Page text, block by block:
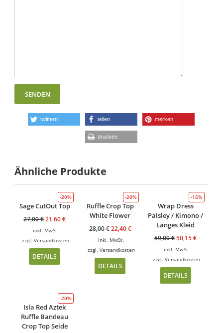
twittern teilen merken
drucken
Ähnliche Produkte
-20%
Sage CutOut Top
27,00€21,60€
inkl. MwSt.
zzgl.Versandkosten
DETAILS
-20%
Ruffle Crop Top
White Flower
28,00€ 22,40€
inkl. MwSt.
zzgl. Versandkosten
DETAILS
-15%
Wrap Dress
Paisley / Kimono /
Langes Kleid
59,00€50,15€
inkl. MwSt.
zzgl.Versandkosten
DETAILS
-20%
Isla Red Aztek
Ruffle Bandeau
Crop Top Seide